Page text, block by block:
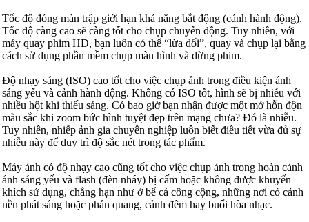
Tốc độ đóng màn trập giới hạn khả năng bắt động (cảnh hành động).
Tốc độ càng cao sẽ càng tốt cho chụp chuyển động. Tuy nhiên, với
máy quay phim HD, bạn luôn có thể “lừa dối”, quay và chụp lại bằng
cách sử dụng phần mềm chụp màn hình và dừng phim.
Độ nhạy sáng (ISO) cao tốt cho việc chụp ảnh trong điều kiện ánh
sáng yếu và cảnh hành động. Không có ISO tốt, hình sẽ bị nhiễu với
nhiều hột khi thiếu sáng. Có bao giờ bạn nhận được một mớ hỗn độn
màu sắc khi zoom bức hình tuyệt đẹp trên mạng chưa? Đó là nhiễu.
Tuy nhiên, nhiếp ảnh gia chuyên nghiệp luôn biết điều tiết vừa đủ sự
nhiễu này để duy trì độ sắc nét trong tác phẩm.
Máy ảnh có độ nhạy cao cũng tốt cho việc chụp ảnh trong hoàn cảnh
ánh sáng yếu và flash (đèn nháy) bị cấm hoặc không được khuyến
khích sử dụng, chẳng hạn như ở bể cá công cộng, những nơi có cảnh
nền phát sáng hoặc phản quang, cảnh đêm hay buổi hòa nhạc.